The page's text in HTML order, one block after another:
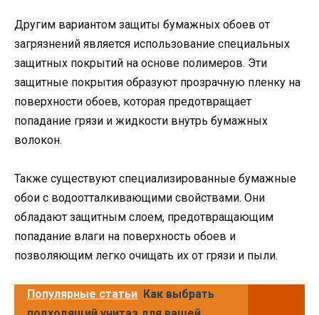
Другим вариантом защиты бумажных обоев от
загрязнений является использование специальных
защитных покрытий на основе полимеров. Эти
защитные покрытия образуют прозрачную пленку на
поверхности обоев, которая предотвращает
попадание грязи и жидкости внутрь бумажных
волокон.
Также существуют специализированные бумажные
обои с водоотталкивающими свойствами. Они
обладают защитным слоем, предотвращающим
попадание влаги на поверхность обоев и
позволяющим легко очищать их от грязи и пыли.
Популярные статьи Как выбрать